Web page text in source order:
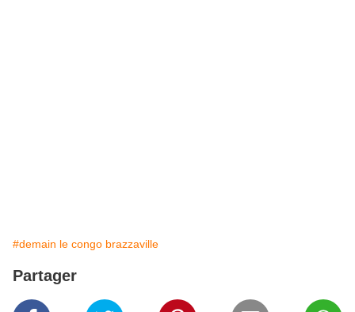
#demain le congo brazzaville
Partager